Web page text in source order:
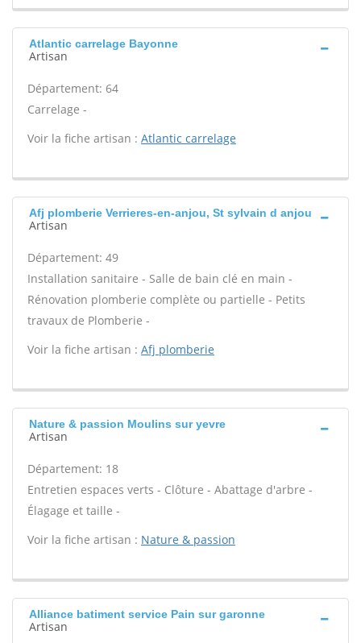
Atlantic carrelage Bayonne
Artisan
Département: 64
Carrelage -
Voir la fiche artisan : Atlantic carrelage
Afj plomberie Verrieres-en-anjou, St sylvain d anjou
Artisan
Département: 49
Installation sanitaire - Salle de bain clé en main -
Rénovation plomberie complète ou partielle - Petits
travaux de Plomberie -
Voir la fiche artisan : Afj plomberie
Nature & passion Moulins sur yevre
Artisan
Département: 18
Entretien espaces verts - Clôture - Abattage d'arbre -
Élagage et taille -
Voir la fiche artisan : Nature & passion
Alliance batiment service Pain sur garonne
Artisan